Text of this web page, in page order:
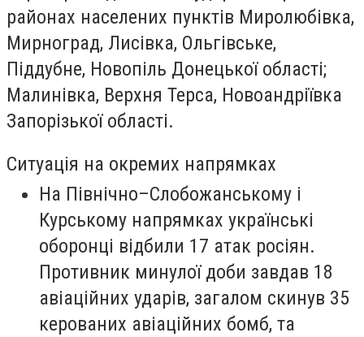
районах населених пунктів Миролюбівка,
Мирноград, Лисівка, Ольгівське,
Піддубне, Новопіль Донецької області;
Малинівка, Верхня Терса, Новоандріївка
Запорізької області.
Ситуація на окремих напрямках
На Північно–Слобожанському і
Курському напрямках українські
оборонці відбили 17 атак росіян.
Противник минулої доби завдав 18
авіаційних ударів, загалом скинув 35
керованих авіаційних бомб, та